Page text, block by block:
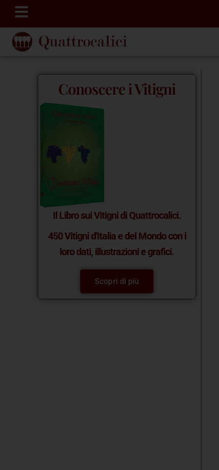
Conoscere i Vitigni
Il Libro sui Vitigni di Quattrocalici.
450 Vitigni d'Italia e del Mondo con i
loro dati, illustrazioni e grafici.
Scopri di più